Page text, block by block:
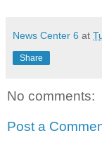
News Center 6 at
Share
No comments:
Post a